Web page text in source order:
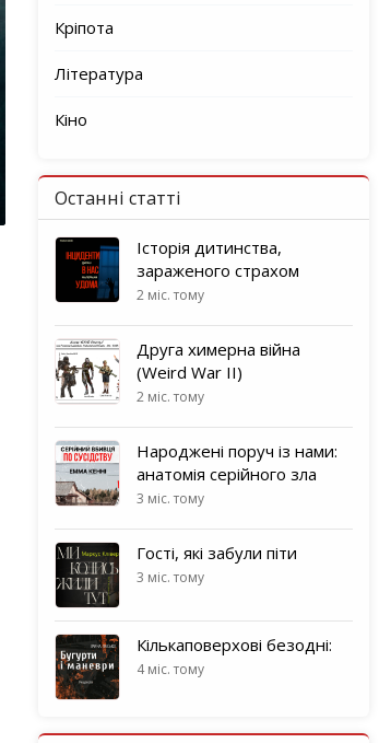
Кріпота
Література
Кіно
Останні статті
Історія дитинства,
зараженого страхом
2 міс. тому
Друга химерна війна
(Weird War II)
2 міс. тому
Народжені поруч із нами:
анатомія серійного зла
3 міс. тому
Гості, які забули піти
3 міс. тому
Кількаповерхові безодні:
4 міс. тому